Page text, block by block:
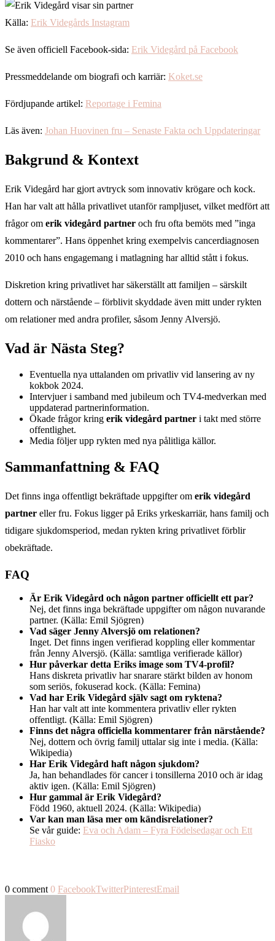
Källa: Erik Videgårds Instagram
Se även officiell Facebook-sida: Erik Videgård på Facebook
Pressmeddelande om biografi och karriär: Koket.se
Fördjupande artikel: Reportage i Femina
Läs även: Johan Huovinen fru – Senaste Fakta och Uppdateringar
Bakgrund & Kontext
Erik Videgård har gjort avtryck som innovativ krögare och kock.
Han har valt att hålla privatlivet utanför rampljuset, vilket medfört att
frågor om erik videgård partner och fru ofta bemöts med ”inga
kommentarer”. Hans öppenhet kring exempelvis cancerdiagnosen
2010 och hans engagemang i matlagning har alltid stått i fokus.
Diskretion kring privatlivet har säkerställt att familjen – särskilt
dottern och närstående – förblivit skyddade även mitt under rykten
om relationer med andra profiler, såsom Jenny Alversjö.
Vad är Nästa Steg?
Eventuella nya uttalanden om privatliv vid lansering av ny
kokbok 2024.
Intervjuer i samband med jubileum och TV4-medverkan med
uppdaterad partnerinformation.
Ökade frågor kring erik videgård partner i takt med större
offentlighet.
Media följer upp rykten med nya pålitliga källor.
Sammanfattning & FAQ
Det finns inga offentligt bekräftade uppgifter om erik videgård
partner eller fru. Fokus ligger på Eriks yrkeskarriär, hans familj och
tidigare sjukdomsperiod, medan rykten kring privatlivet förblir
obekräftade.
FAQ
Är Erik Videgård och någon partner officiellt ett par?
Nej, det finns inga bekräftade uppgifter om någon nuvarande
partner. (Källa: Emil Sjögren)
Vad säger Jenny Alversjö om relationen?
Inget. Det finns ingen verifierad koppling eller kommentar
från Jenny Alversjö. (Källa: samtliga verifierade källor)
Hur påverkar detta Eriks image som TV4-profil?
Hans diskreta privatliv har snarare stärkt bilden av honom
som seriös, fokuserad kock. (Källa: Femina)
Vad har Erik Videgård själv sagt om ryktena?
Han har valt att inte kommentera privatliv eller rykten
offentligt. (Källa: Emil Sjögren)
Finns det några officiella kommentarer från närstående?
Nej, dottern och övrig familj uttalar sig inte i media. (Källa:
Wikipedia)
Har Erik Videgård haft någon sjukdom?
Ja, han behandlades för cancer i tonsillerna 2010 och är idag
aktiv igen. (Källa: Emil Sjögren)
Hur gammal är Erik Videgård?
Född 1960, aktuell 2024. (Källa: Wikipedia)
Var kan man läsa mer om kändisrelationer?
Se vår guide: Eva och Adam – Fyra Födelsedagar och Ett
Fiasko
0 comment 0 FacebookTwitterPinterestEmail